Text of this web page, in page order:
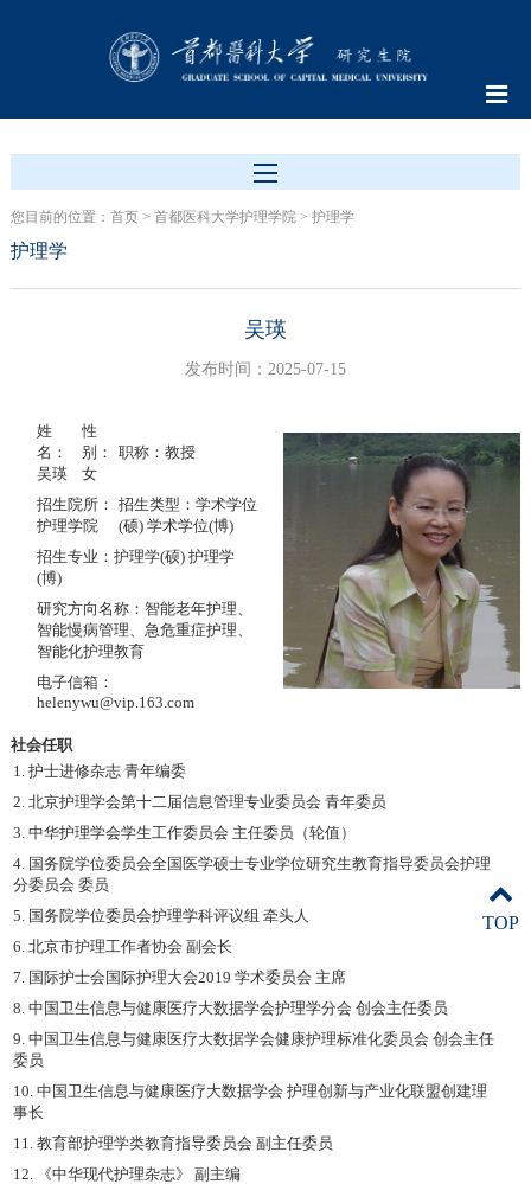
您目前的位置： 首页> 首都医科大学护理学院> 护理学
护理学
吴瑛
发布时间：2025-07-15
姓
名：
吴瑛
性
别：
女
职称：教授
招生院所：
护理学院
招生类型：学术学位
(硕) 学术学位(博)
招生专业：护理学(硕) 护理学
(博)
研究方向名称：智能老年护理、
智能慢病管理、急危重症护理、
智能化护理教育
电子信箱：
helenywu@vip.163.com
社会任职
1. 护士进修杂志 青年编委
2. 北京护理学会第十二届信息管理专业委员会 青年委员
3. 中华护理学会学生工作委员会 主任委员（轮值）
4. 国务院学位委员会全国医学硕士专业学位研究生教育指导委员会护理
分委员会 委员
5. 国务院学位委员会护理学科评议组 牵头人
6. 北京市护理工作者协会 副会长
7. 国际护士会国际护理大会2019 学术委员会 主席
8. 中国卫生信息与健康医疗大数据学会护理学分会 创会主任委员
9. 中国卫生信息与健康医疗大数据学会健康护理标准化委员会 创会主任
委员
10. 中国卫生信息与健康医疗大数据学会 护理创新与产业化联盟创建理
事长
11. 教育部护理学类教育指导委员会 副主任委员
12. 《中华现代护理杂志》 副主编
TOP